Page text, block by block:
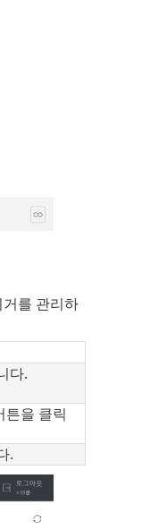
를 관리하
다.
튼을 클릭
.